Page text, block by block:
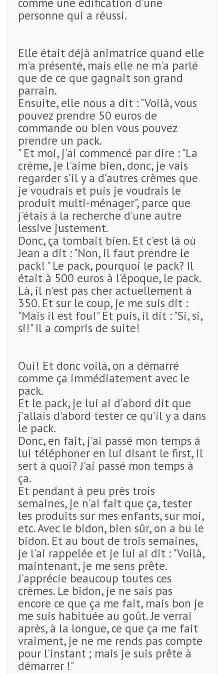
personne qui a réussi.
Elle était déjà animatrice quand elle
m'a présenté, mais elle ne m'a parlé
que de ce que gagnait son grand
parrain.
Ensuite, elle nous a dit : "Voilà, vous
pouvez prendre 50 euros de
commande ou bien vous pouvez
prendre un pack.
" Et moi, j'ai commencé par dire : "La
crème, je l'aime bien, donc, je vais
regarder s'il y a d'autres crèmes que
je voudrais et puis je voudrais le
produit multi-ménager", parce que
j'étais à la recherche d'une autre
lessive justement.
Donc, ça tombait bien. Et c'est là où
Jean a dit : "Non, il faut prendre le
pack! " Le pack, pourquoi le pack? Il
était à 500 euros à l'époque, le pack.
Là, il n'est pas cher actuellement à
350. Et sur le coup, je me suis dit :
"Mais il est fou!" Et puis, il dit : "Si, si,
si!" Il a compris de suite!
Oui! Et donc voilà, on a démarré
comme ça immédiatement avec le
pack.
Et le pack, je lui ai d'abord dit que
j'allais d'abord tester ce qu'il y a dans
le pack.
Donc, en fait, j'ai passé mon temps à
lui téléphoner en lui disant le first, il
sert à quoi? J'ai passé mon temps à
ça.
Et pendant à peu près trois
semaines, je n'ai fait que ça, tester
les produits sur mes enfants, sur moi,
etc. Avec le bidon, bien sûr, on a bu le
bidon. Et au bout de trois semaines,
je l'ai rappelée et je lui ai dit : "Voilà,
maintenant, je me sens prête.
J'apprécie beaucoup toutes ces
crèmes. Le bidon, je ne sais pas
encore ce que ça me fait, mais bon je
me suis habituée au goût. Je verrai
après, à la longue, ce que ça me fait
vraiment, je ne me rends pas compte
pour l'instant ; mais je suis prête à
démarrer !"